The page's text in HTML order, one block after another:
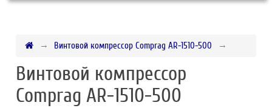
Винтовой компрессор Comprag АR-1510-500
Винтовой компрессор
Comprag АR-1510-500